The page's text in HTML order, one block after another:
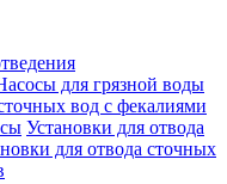
для грязной воды
вод c фекалиями
Установки для отвода
для отвода сточных